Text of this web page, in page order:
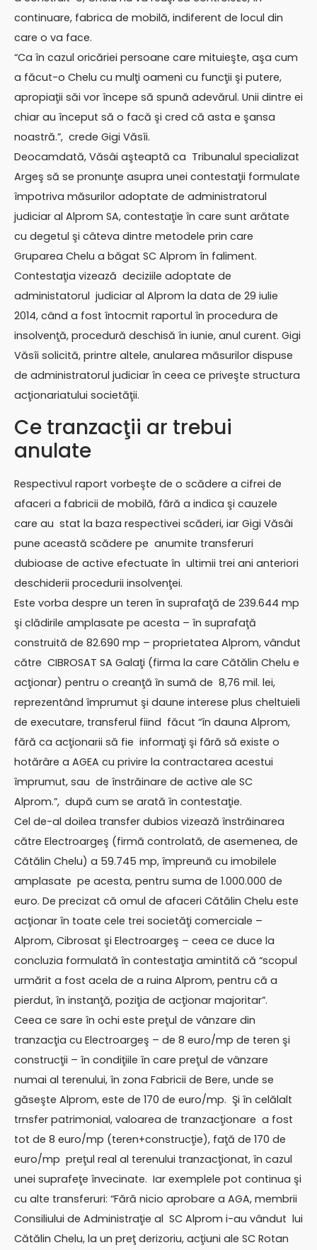
continuare, fabrica de mobilă, indiferent de locul din
care o va face.
“Ca în cazul oricăriei persoane care mituieşte, aşa cum
a făcut-o Chelu cu mulţi oameni cu funcţii şi putere,
apropiaţii săi vor începe să spună adevărul. Unii dintre ei
chiar au început să o facă şi cred că asta e şansa
noastră.”, crede Gigi Văsîi.
Deocamdată, Văsâi aşteaptă ca Tribunalul specializat
Argeş să se pronunţe asupra unei contestaţii formulate
împotriva măsurilor adoptate de administratorul
judiciar al Alprom SA, contestaţie în care sunt arătate
cu degetul şi câteva dintre metodele prin care
Gruparea Chelu a băgat SC Alprom în faliment.
Contestaţia vizează deciziile adoptate de
administatorul judiciar al Alprom la data de 29 iulie
2014, când a fost întocmit raportul în procedura de
insolvenţă, procedură deschisă în iunie, anul curent. Gigi
Văsîi solicită, printre altele, anularea măsurilor dispuse
de administratorul judiciar în ceea ce priveşte structura
acţionariatului societăţii.
Ce tranzacţii ar trebui
anulate
Respectivul raport vorbeşte de o scădere a cifrei de
afaceri a fabricii de mobilă, fără a indica şi cauzele
care au stat la baza respectivei scăderi, iar Gigi Văsâi
pune această scădere pe anumite transferuri
dubioase de active efectuate în ultimii trei ani anteriori
deschiderii procedurii insolvenţei.
Este vorba despre un teren în suprafaţă de 239.644 mp
şi clădirile amplasate pe acesta – în suprafaţă
construită de 82.690 mp – proprietatea Alprom, vândut
către CIBROSAT SA Galaţi (firma la care Cătălin Chelu e
acţionar) pentru o creanţă în sumă de 8,76 mil. lei,
reprezentând împrumut şi daune interese plus cheltuieli
de executare, transferul fiind făcut “în dauna Alprom,
fără ca acţionarii să fie informaţi şi fără să existe o
hotărâre a AGEA cu privire la contractarea acestui
împrumut, sau de înstrăinare de active ale SC
Alprom.”, după cum se arată în contestaţie.
Cel de-al doilea transfer dubios vizează înstrăinarea
către Electroargeş (firmă controlată, de asemenea, de
Cătălin Chelu) a 59.745 mp, împreună cu imobilele
amplasate pe acesta, pentru suma de 1.000.000 de
euro. De precizat că omul de afaceri Cătălin Chelu este
acţionar în toate cele trei societăţi comerciale –
Alprom, Cibrosat şi Electroargeş – ceea ce duce la
concluzia formulată în contestaţia amintită că “scopul
urmărit a fost acela de a ruina Alprom, pentru că a
pierdut, în instanţă, poziţia de acţionar majoritar”.
Ceea ce sare în ochi este preţul de vânzare din
tranzacţia cu Electroargeş – de 8 euro/mp de teren şi
construcţii – în condiţiile în care preţul de vânzare
numai al terenului, în zona Fabricii de Bere, unde se
găseşte Alprom, este de 170 de euro/mp. Şi în celălalt
trnsfer patrimonial, valoarea de tranzacţionare a fost
tot de 8 euro/mp (teren+construcţie), faţă de 170 de
euro/mp preţul real al terenului tranzacţionat, în cazul
unei suprafeţe învecinate. Iar exemplele pot continua şi
cu alte transferuri: “Fără nicio aprobare a AGA, membrii
Consiliului de Administraţie al SC Alprom i-au vândut lui
Cătălin Chelu, la un preţ derizoriu, acţiuni ale SC Rotan